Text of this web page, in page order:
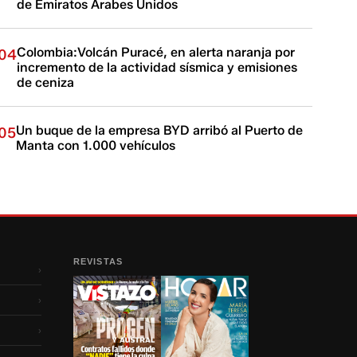
de Emiratos Árabes Unidos
Colombia:Volcán Puracé, en alerta naranja por
incremento de la actividad sísmica y emisiones
de ceniza
Un buque de la empresa BYD arribó al Puerto de
Manta con 1.000 vehículos
›
›
›
REVISTAS